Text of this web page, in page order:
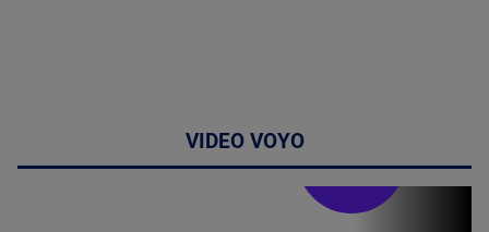
VIDEO VOYO